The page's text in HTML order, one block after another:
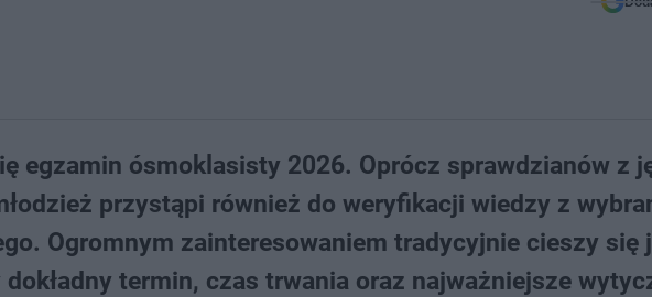
egzamin ósmoklasisty 2026. Oprócz sprawdzianów z
przystąpi również do weryfikacji wiedzy z
Ogromnym zainteresowaniem tradycyjnie cieszy się
termin, czas trwania oraz najważniejsze